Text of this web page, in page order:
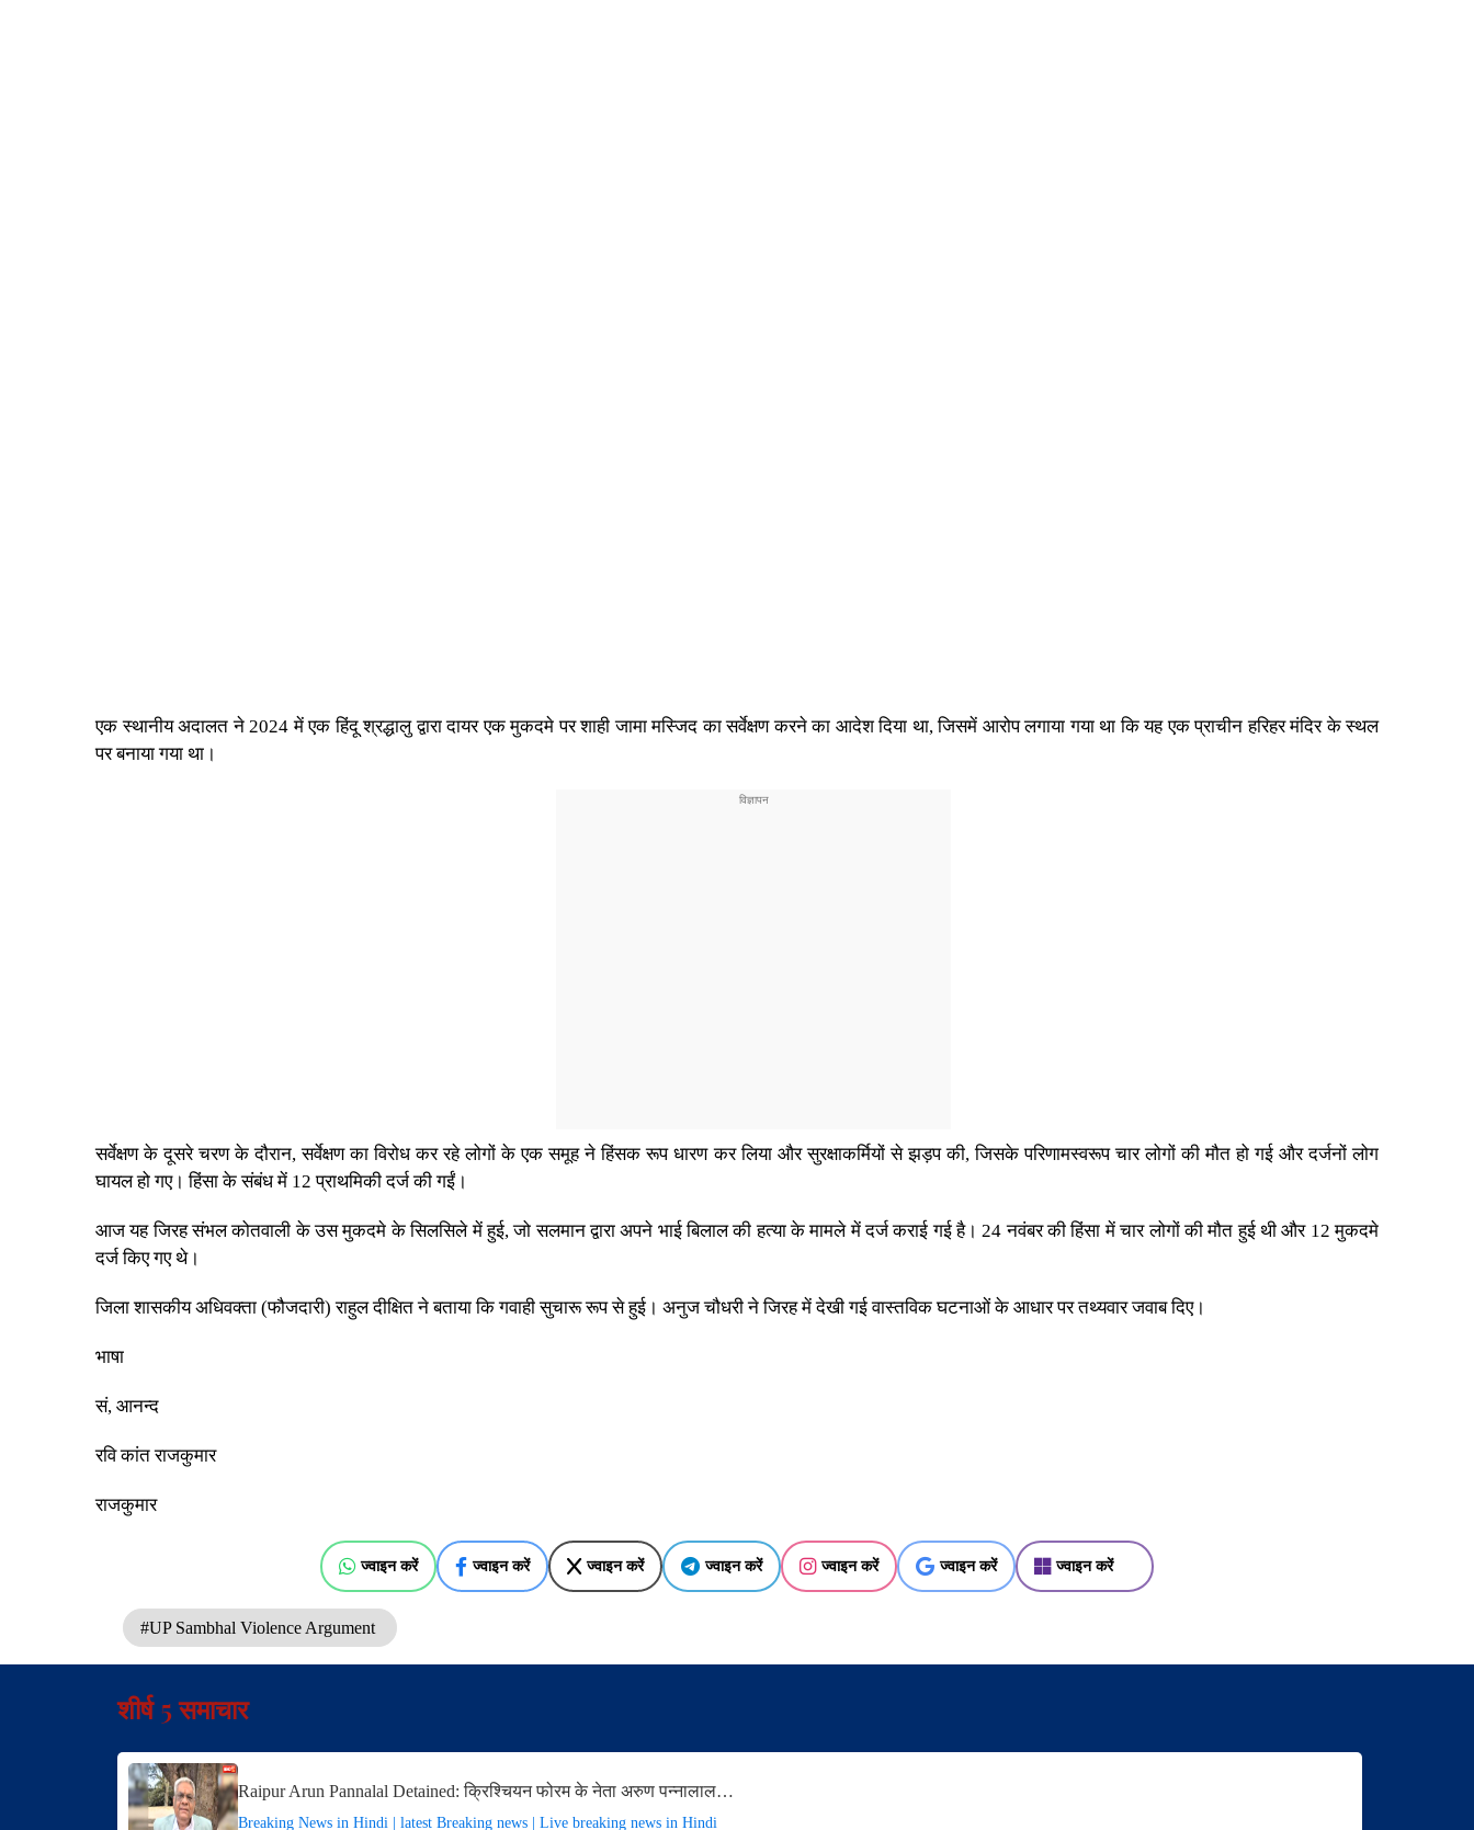
एक स्थानीय अदालत ने 2024 में एक हिंदू श्रद्धालु द्वारा दायर एक मुकदमे पर शाही जामा मस्जिद का सर्वेक्षण करने का आदेश दिया था, जिसमें आरोप लगाया गया था कि यह एक प्राचीन हरिहर मंदिर के स्थल
पर बनाया गया था।
सर्वेक्षण के दूसरे चरण के दौरान, सर्वेक्षण का विरोध कर रहे लोगों के एक समूह ने हिंसक रूप धारण कर लिया और सुरक्षाकर्मियों से झड़प की, जिसके परिणामस्वरूप चार लोगों की मौत हो गई और दर्जनों लोग
घायल हो गए। हिंसा के संबंध में 12 प्राथमिकी दर्ज की गईं।
आज यह जिरह संभल कोतवाली के उस मुकदमे के सिलसिले में हुई, जो सलमान द्वारा अपने भाई बिलाल की हत्या के मामले में दर्ज कराई गई है। 24 नवंबर की हिंसा में चार लोगों की मौत हुई थी और 12 मुकदमे
दर्ज किए गए थे।
जिला शासकीय अधिवक्ता (फौजदारी) राहुल दीक्षित ने बताया कि गवाही सुचारू रूप से हुई। अनुज चौधरी ने जिरह में देखी गई वास्तविक घटनाओं के आधार पर तथ्यवार जवाब दिए।
भाषा
सं, आनन्द
रवि कांत राजकुमार
राजकुमार
ज्वाइन करें ज्वाइन करें ज्वाइन करें ज्वाइन करें ज्वाइन करें ज्वाइन करें ज्वाइन करें
#UP Sambhal Violence Argument
शीर्ष 5 समाचार
Raipur Arun Pannalal Detained: क्रिश्चियन फोरम के नेता अरुण पन्नालाल…
Breaking News in Hindi | latest Breaking news | Live breaking news in Hindi